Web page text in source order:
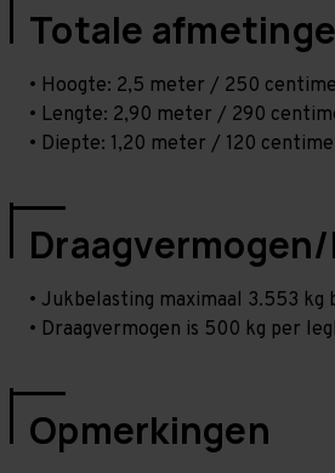
Totale
• Hoogte: 2,5 meter / 250
• Lengte: 2,90 meter / 290
• Diepte: 1,20 meter / 120
• Jukbelasting maximaal 3.553
• Draagvermogen is 500 kg per
Opmerkingen